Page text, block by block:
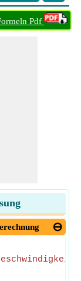
Pdf